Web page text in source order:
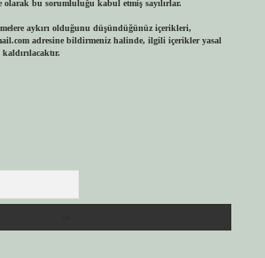
olarak bu sorumluluğu kabul etmiş sayılırlar.
aykırı olduğunu düşündüğünüz içerikleri,
adresine bildirmeniz halinde, ilgili içerikler yasal